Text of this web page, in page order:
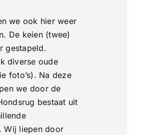
we ook hier weer
De keien (twee)
gestapeld.
diverse oude
foto’s). Na deze
we door de
bestaat uit
Wij liepen door